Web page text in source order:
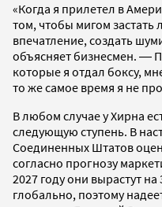
«Когда я прилетел в
том, чтобы мигом застать
впечатление, создать
объясняет бизнесмен. ―
которые я отдал боксу,
то же самое время я не
В любом случае у Хирна
следующую ступень. В
Соединенных Штатов
согласно прогнозу
2027 году они вырастут
глобально, поэтому